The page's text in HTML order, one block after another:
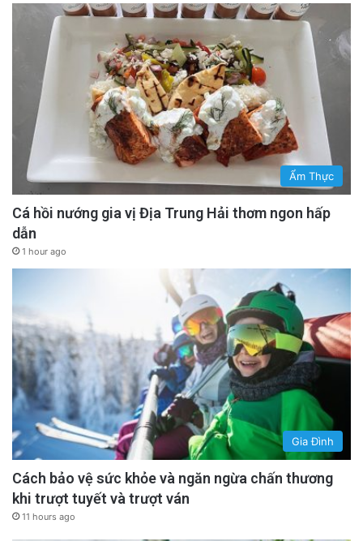
Ẩm Thực
Cá hồi nướng gia vị Địa Trung Hải thơm ngon hấp
dẫn
1 hour ago
Gia Đình
Cách bảo vệ sức khỏe và ngăn ngừa chấn thương
khi trượt tuyết và trượt ván
11 hours ago